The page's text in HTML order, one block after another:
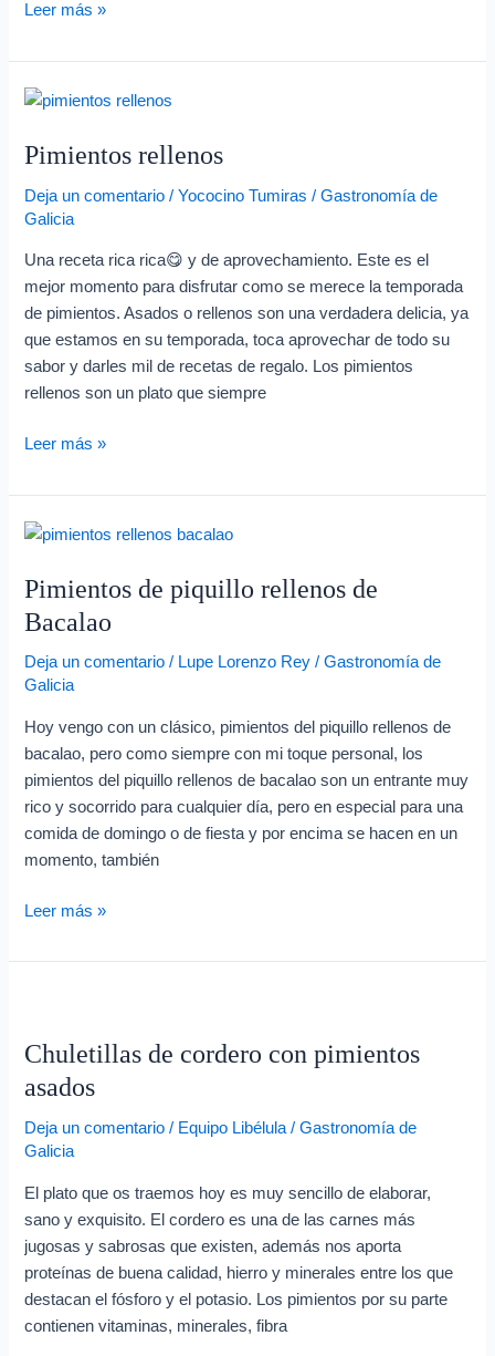
Leer más »
Pimientos rellenos
Deja un comentario /Yococino Tumiras /Gastronomía de
Galicia
Una receta rica rica😋 y de aprovechamiento. Este es el
mejor momento para disfrutar como se merece la temporada
de pimientos. Asados o rellenos son una verdadera delicia, ya
que estamos en su temporada, toca aprovechar de todo su
sabor y darles mil de recetas de regalo. Los pimientos
rellenos son un plato que siempre
Pimientos
Leer más »
Pimientos de piquillo rellenos de
Bacalao
Deja un comentario / Lupe Lorenzo Rey /Gastronomía de
Galicia
Hoy vengo con un clásico, pimientos del piquillo rellenos de
bacalao, pero como siempre con mi toque personal, los
pimientos del piquillo rellenos de bacalao son un entrante muy
rico y socorrido para cualquier día, pero en especial para una
comida de domingo o de fiesta y por encima se hacen en un
momento, también
Pimientos
piquillo
rellenos
Bacalao
Leer más »
Chuletillas de cordero con pimientos
asados
Deja un comentario / Equipo Libélula /Gastronomía de
Galicia
El plato que os traemos hoy es muy sencillo de elaborar,
sano y exquisito. El cordero es una de las carnes más
jugosas y sabrosas que existen, además nos aporta
proteínas de buena calidad, hierro y minerales entre los que
destacan el fósforo y el potasio. Los pimientos por su parte
contienen vitaminas, minerales, fibra
cordero
asados